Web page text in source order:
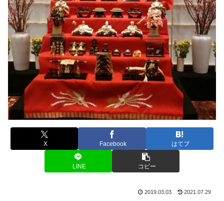
X Facebook はてブ
LINE コピー
2019.03.03 2021.07.29